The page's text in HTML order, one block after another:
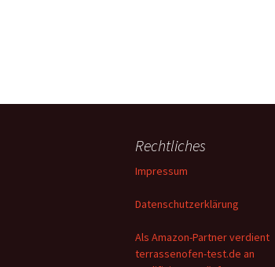
Rechtliches
Impressum
Datenschutzerklärung
Als Amazon-Partner verdient
terrassenofen-test.de an